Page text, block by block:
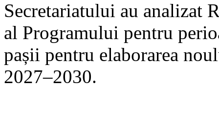
Secretariatului au analizat
al Programului pentru
pașii pentru elaborarea
2027–2030.